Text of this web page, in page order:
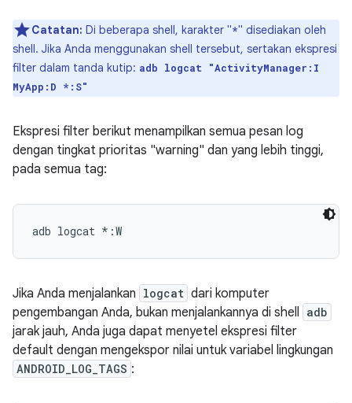
Catatan: Di beberapa shell, karakter "*" disediakan oleh
shell. Jika Anda menggunakan shell tersebut, sertakan ekspresi
filter dalam tanda kutip: adb logcat "ActivityManager:I
MyApp:D *:S"
Ekspresi filter berikut menampilkan semua pesan log
dengan tingkat prioritas "warning" dan yang lebih tinggi,
pada semua tag:
Jika Anda menjalankan logcat dari komputer
pengembangan Anda, bukan menjalankannya di shell adb
jarak jauh, Anda juga dapat menyetel ekspresi filter
default dengan mengekspor nilai untuk variabel lingkungan
ANDROID_LOG_TAGS :